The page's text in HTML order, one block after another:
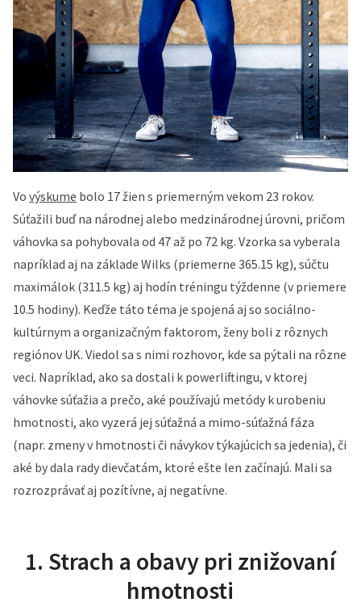
Vo výskume bolo 17 žien s priemerným vekom 23 rokov.
Súťažili buď na národnej alebo medzinárodnej úrovni, pričom
váhovka sa pohybovala od 47 až po 72 kg. Vzorka sa vyberala
napríklad aj na základe Wilks (priemerne 365.15 kg), súčtu
maximálok (311.5 kg) aj hodín tréningu týždenne (v priemere
10.5 hodiny). Keďže táto téma je spojená aj so sociálno-
kultúrnym a organizačným faktorom, ženy boli z rôznych
regiónov UK. Viedol sa s nimi rozhovor, kde sa pýtali na rôzne
veci. Napríklad, ako sa dostali k powerliftingu, v ktorej
váhovke súťažia a prečo, aké používajú metódy k urobeniu
hmotnosti, ako vyzerá jej súťažná a mimo-súťažná fáza
(napr. zmeny v hmotnosti či návykov týkajúcich sa jedenia), či
aké by dala rady dievčatám, ktoré ešte len začínajú. Mali sa
rozrozprávať aj pozítívne, aj negatívne.
1. Strach a obavy pri znižovaní
hmotnosti